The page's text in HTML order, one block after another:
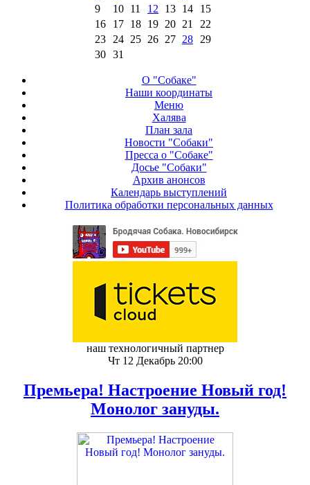
9
10 11 12 13 14
15
16
17 18 19 20 21
22
23
24 25 26 27 28
29
30 31
О "Собаке"
Наши координаты
Меню
Халява
План зала
Новости "Собаки"
Пресса о "Собаке"
Досье "Собаки"
Архив анонсов
Календарь выступлений
Политика обработки персональных данных
наш технологичный партнер
Чт 12 Декабрь 20:00
Премьера! Настроение Новый год!
Монолог зануды.